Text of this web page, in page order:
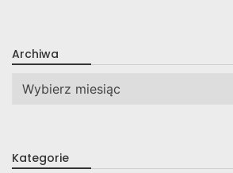
Archiwa
Archiwa
Kategorie